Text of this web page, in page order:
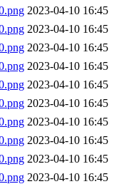
2023-04-10 16:45
2023-04-10 16:45
2023-04-10 16:45
2023-04-10 16:45
2023-04-10 16:45
2023-04-10 16:45
2023-04-10 16:45
2023-04-10 16:45
2023-04-10 16:45
2023-04-10 16:45